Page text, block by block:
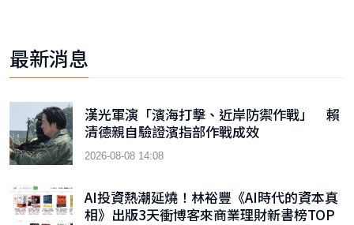
最新消息
漢光軍演「濱海打擊、近岸防禦作戰」 賴
清德親自驗證濱指部作戰成效
2026-08-08 14:08
AI投資熱潮延燒！林裕豐《AI時代的資本真
相》出版3天衝博客來商業理財新書榜TOP